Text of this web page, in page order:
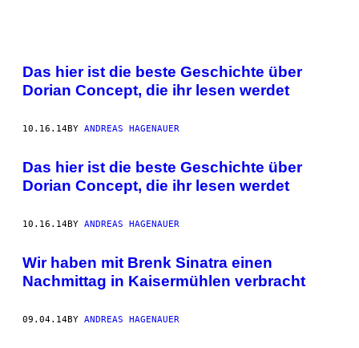
POSTS
BY
THIS
Das hier ist die beste Geschichte über
Dorian Concept, die ihr lesen werdet
10.16.14BY ANDREAS HAGENAUER
Das hier ist die beste Geschichte über
Dorian Concept, die ihr lesen werdet
10.16.14BY ANDREAS HAGENAUER
Wir haben mit Brenk Sinatra einen
Nachmittag in Kaisermühlen verbracht
09.04.14BY ANDREAS HAGENAUER